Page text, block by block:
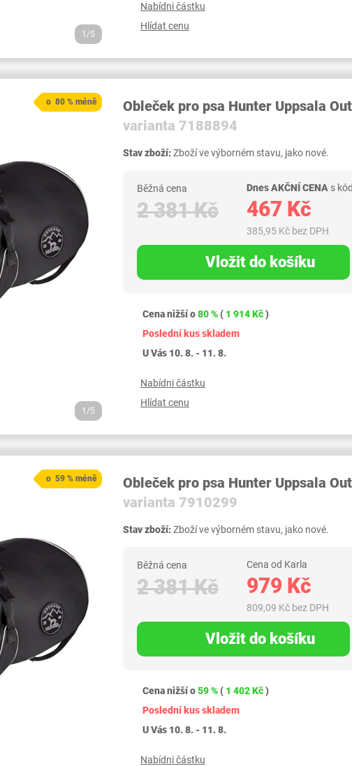
1/5
Nabídni částku
Hlídat cenu
1/5
o 80 % méně
Obleček pro psa Hunter Uppsala
varianta 7188894
Stav zboží:Zboží ve výborném stavu, jako nové.
Běžná cena
2 381 Kč
Dnes AKČNÍ CENA s
467 Kč
385,95 Kč bez DPH
Vložit do košíku
Cena nižší o80 % ( 1 914 Kč)
Poslední kus skladem
U Vás 10. 8. - 11. 8.
Nabídni částku
Hlídat cenu
o 59 % méně
Obleček pro psa Hunter Uppsala
varianta 7910299
Stav zboží:Zboží ve výborném stavu, jako nové.
Běžná cena
2 381 Kč
Cena od Karla
979 Kč
809,09 Kč bez DPH
Vložit do košíku
Cena nižší o59 % ( 1 402 Kč)
Poslední kus skladem
U Vás 10. 8. - 11. 8.
Nabídni částku